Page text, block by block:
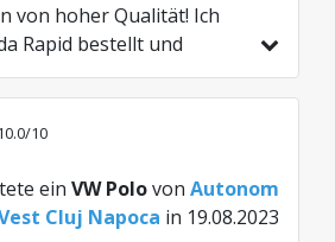
von hoher Qualität! Ich
Rapid bestellt und
hochwertigeren
zum gleichen Preis
Erfahrung! Ich
AI
10
ein VW Polovon Autonom
Cluj Napoca in 19.08.2023